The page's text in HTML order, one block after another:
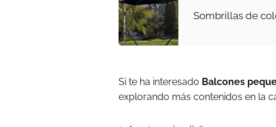
Sombrillas de
Si te ha interesado Balcones
explorando más contenidos en la